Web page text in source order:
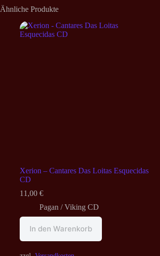
Ähnliche Produkte
Xerion – Cantares Das Loitas Esquecidas
CD
11,00 €
Pagan / Viking CD
In den Warenkorb